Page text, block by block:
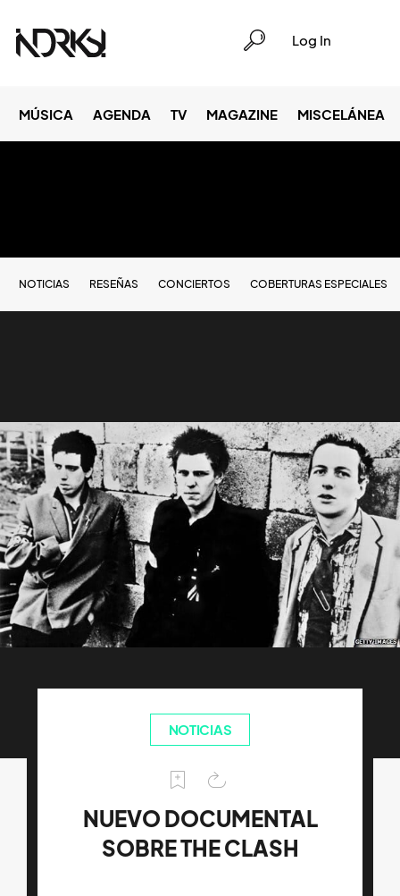
Log In
MÚSICA AGENDA TV MAGAZINE MISCELÁNEA
NOTICIAS RESEÑAS CONCIERTOS COBERTURAS ESPECIALES
NOTICIAS
NUEVO DOCUMENTAL
SOBRE THE CLASH